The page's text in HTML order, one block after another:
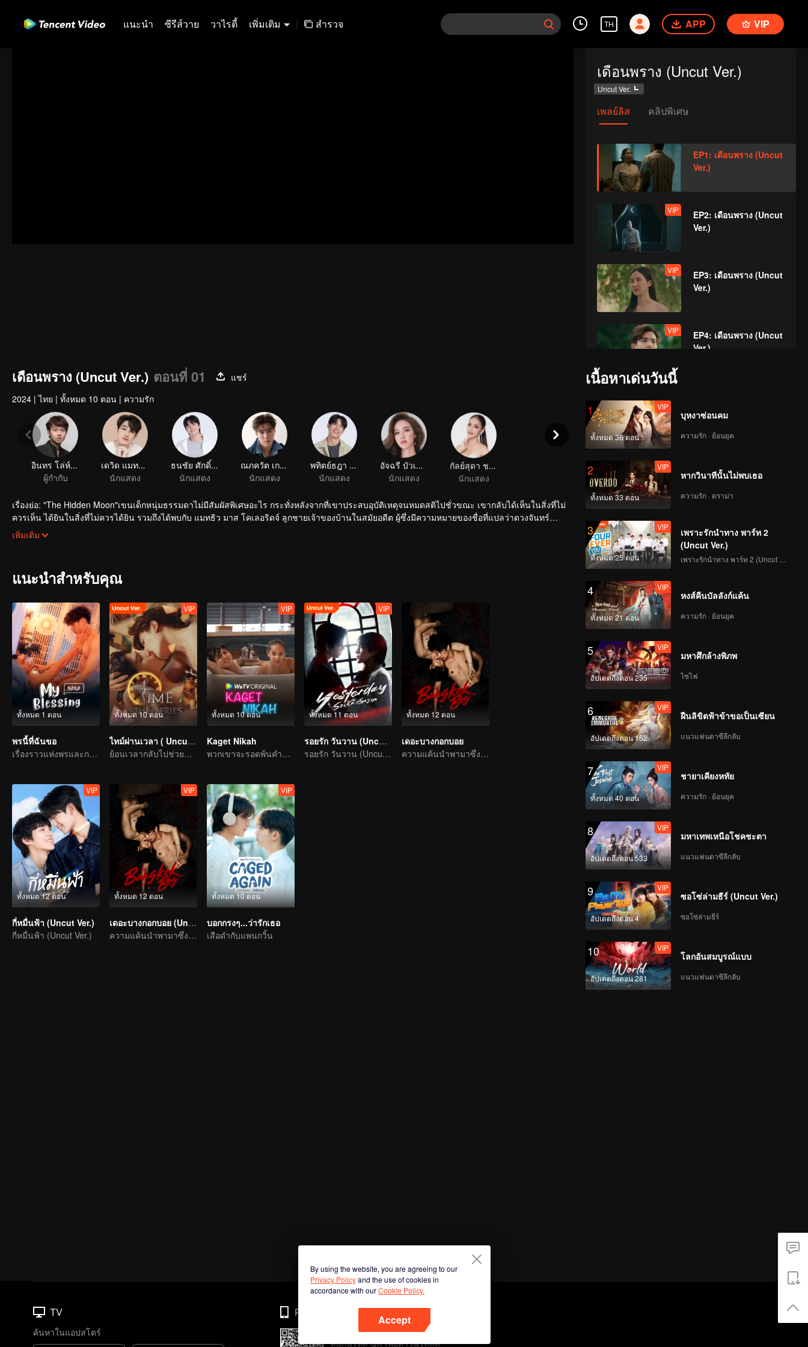
แนะนำ ซีรีส์วาย วาไรตี้ เพิ่มเติม | สำรวจ TH APP VIP
เดือนพราง (Uncut Ver.)
Uncut Ver.
เพลย์ลิส คลิปพิเศษ
EP1: เดือนพราง (Uncut
Ver.)
VIP
EP2: เดือนพราง (Uncut
Ver.)
VIP
EP3: เดือนพราง (Uncut
Ver.)
VIP
EP4: เดือนพราง (Uncut
Ver.)
VIP
VIP
Ver.)
VIP
Ver.)
VIP
Ver.)
VIP
เดือนพราง (Uncut Ver.) ตอนที่ 01
แชร์
2024 | ไทย | ทั้งหมด 10 ตอน | ความรัก
อินทร โล่ห์แก้ว
ผู้กำกับ
เดวิด แมทธิว โรเบิร์ตส
นักแสดง
ธนชัย ศักดิ์ชัยเจริญกุล
นักแสดง
ณภควัต เกตุตรีกร
นักแสดง
พทิตย์ธฎา โพธาเจริญ
นักแสดง
อัจฉรี บัวเขียว
นักแสดง
นักแสดง
เรื่องย่อ: "The Hidden Moon"เขนเด็กหนุ่มธรรมดาไม่มีสัมผัสพิเศษอะไร กระทั่งหลังจากที่เขาประสบอุบัติเหตุจนหมดสติไปชั่วขณะ เขากลับได้เห็นในสิ่งที่ไม่
ควรเห็น ได้ยินในสิ่งที่ไม่ควรได้ยิน รวมถึงได้พบกับ แมทธิว มาส โคเลอริดจ์ ลูกชายเจ้าของบ้านในสมัยอดีต ผู้ซึ่งมีความหมายของชื่อที่แปลว่าดวงจันทร์
เหมือนกันกับเขา
เพิ่มเติม
แนะนำสำหรับคุณ
ทั้งหมด 1 ตอน
พรนี้ที่ฉันขอ
เรื่องราวแห่งพรและการสะท้อนชีวิต
ทั้งหมด 10 ตอน
VIP
ไทม์ผ่านเวลา ( Uncut Ver.)
ย้อนเวลากลับไปช่วยชีวิตคนรัก
ทั้งหมด 10 ตอน
VIP
Kaget Nikah
พวกเขาจะรอดพ้นคำขาดการแต่งงานได้หรือไม่?
ทั้งหมด 11 ตอน
VIP
รอยรัก วันวาน (Uncut Ver.)
รอยรัก วันวาน (Uncut Ver.)
ทั้งหมด 12 ตอน
เดอะบางกอกบอย
ความแค้นนำพามาซึ่งความรัก
ทั้งหมด 12 ตอน
VIP
กี่หมื่นฟ้า (Uncut Ver.)
กี่หมื่นฟ้า (Uncut Ver.)
ทั้งหมด 12 ตอน
VIP
เดอะบางกอกบอย (Uncut Ver.)
ความแค้นนำพามาซึ่งความรัก
ทั้งหมด 10 ตอน
VIP
บอกกรงๆ...ว่ารักเธอ
เสือดำกับแพนกวิ้น
เนื้อหาเด่นวันนี้
1
ทั้งหมด 36 ตอน
VIP
บุหงาซ่อนคม
ความรัก · ย้อนยุค
2
ทั้งหมด 33 ตอน
VIP
หากวินาทีนั้นไม่พบเธอ
ความรัก · ดราม่า
3
ทั้งหมด 25 ตอน
VIP
เพราะรักนำทาง พาร์ท 2
(Uncut Ver.)
4
ทั้งหมด 21 ตอน
VIP
หงส์คืนบัลลังก์แค้น
ความรัก · ย้อนยุค
5
อัปเดตถึงตอน 235
VIP
มหาศึกล้างพิภพ
ไซไฟ
6
อัปเดตถึงตอน 152
VIP
ฝืนลิขิตฟ้าข้าขอเป็นเซียน
แนวแฟนตาซีลึกลับ
7
ทั้งหมด 40 ตอน
VIP
ชายาเคียงหทัย
ความรัก · ย้อนยุค
8
อัปเดตถึงตอน 533
VIP
มหาเทพเหนือโชคชะตา
แนวแฟนตาซีลึกลับ
9
อัปเดตถึงตอน 4
VIP
ซอโซ่ล่ามธีร์ (Uncut Ver.)
ซอโซ่ล่ามธีร์
10
อัปเดตถึงตอน 281
VIP
โลกอันสมบูรณ์แบบ
แนวแฟนตาซีลึกลับ
By using the website, you are agreeing to our
Privacy Policyand the use of cookies in
accordance with ourCookie Policy.
Accept
TV
ค้นหาในแอปสโตร์
Phone
สแกนรหัส QR เพื่อดาวน์โหลด